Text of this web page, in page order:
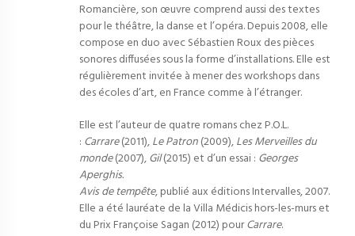
Romancière, son œuvre comprend aussi des textes
pour le théâtre, la danse et l’opéra. Depuis 2008, elle
compose en duo avec Sébastien Roux des pièces
sonores diffusées sous la forme d’installations. Elle est
régulièrement invitée à mener des workshops dans
des écoles d’art, en France comme à l’étranger.
Elle est l’auteur de quatre romans chez P.O.L.
: Carrare(2011),Le Patron(2009),Les Merveilles du
monde(2007),Gil(2015) et d’un essai : Georges
Aperghis.
Avis de tempête, publié aux éditions Intervalles, 2007.
Elle a été lauréate de la Villa Médicis hors-les-murs et
du Prix Françoise Sagan (2012) pourCarrare.